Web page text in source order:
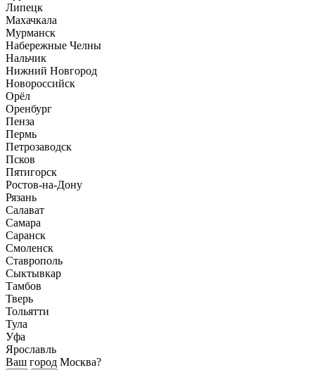
Липецк
Махачкала
Мурманск
Набережные Челны
Нальчик
Нижний Новгород
Новороссийск
Орёл
Оренбург
Пенза
Пермь
Петрозаводск
Псков
Пятигорск
Ростов-на-Дону
Рязань
Салават
Самара
Саранск
Смоленск
Ставрополь
Сыктывкар
Тамбов
Тверь
Тольятти
Тула
Уфа
Ярославль
Ваш город Москва?